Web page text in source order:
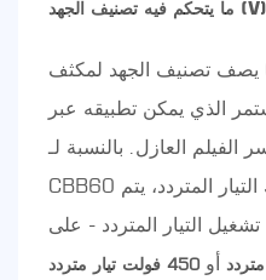
يصف تصنيف الجهد لمكثف CBB60 الحد الأقصى لجهد
الذي يمكن تطبيقه عبر
العازل. بالنسبة لـ
CBB60 المستخدم في دوائر محرك التيار المتردد، يتم
التيار المتردد - على
أو 450 فولت تيار متردد